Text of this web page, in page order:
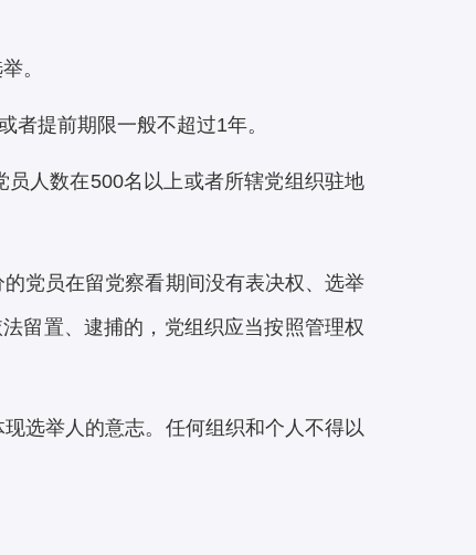
。
者提前期限一般不超过1年。
人数在500名以上或者所辖党组织驻地
党员在留党察看期间没有表决权、选举
留置、逮捕的，党组织应当按照管理权
选举人的意志。任何组织和个人不得以